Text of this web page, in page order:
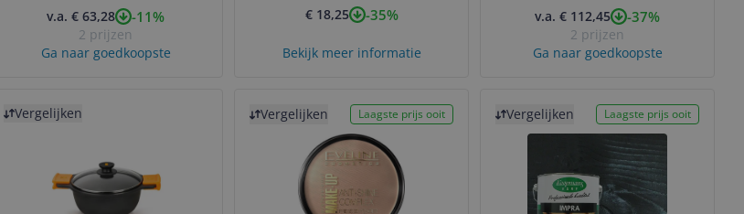
v.a. € 63,28 -11%
2 prijzen
Ga naar goedkoopste
12 tot 24 uur
€ 18,25 -35%
Bekijk meer informatie
met Dell 5110cn
v.a. € 112,45 -37%
2 prijzen
Ga naar goedkoopste
Vergelijken Vergelijken Laagste prijs ooit Vergelijken Laagste prijs ooit